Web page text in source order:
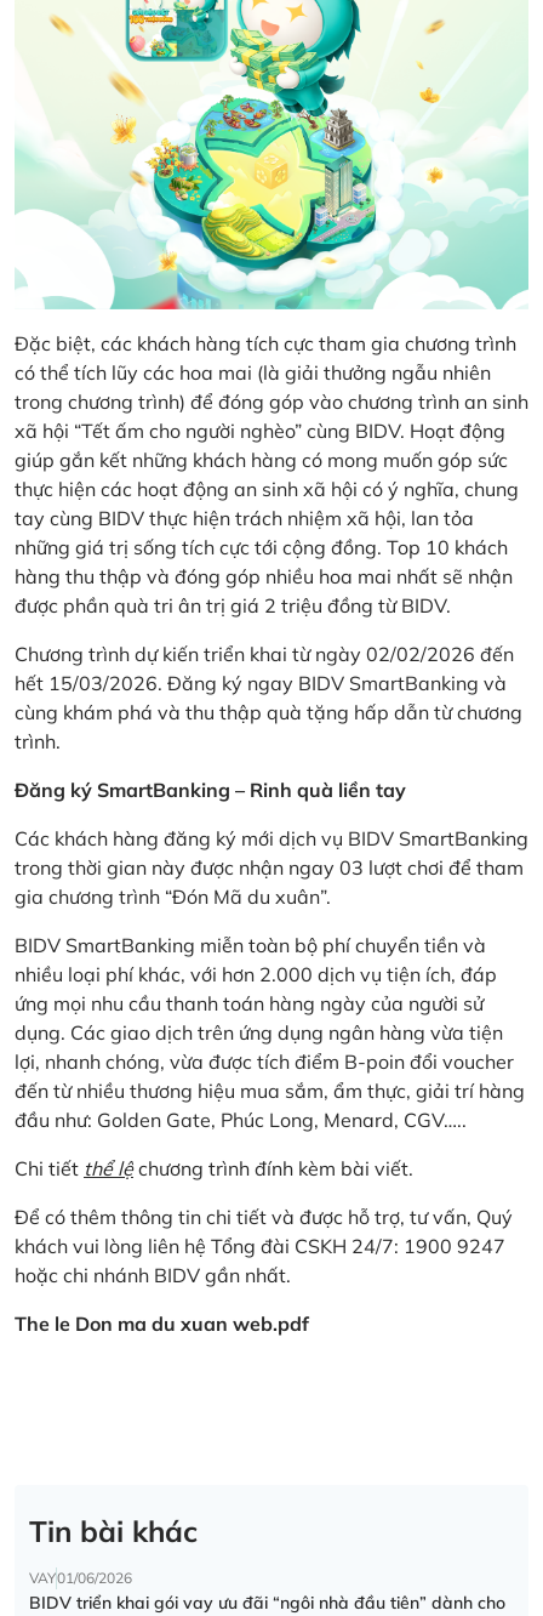
Đặc biệt, các khách hàng tích cực tham gia chương trình
có thể tích lũy các hoa mai (là giải thưởng ngẫu nhiên
trong chương trình) để đóng góp vào chương trình an sinh
xã hội “Tết ấm cho người nghèo” cùng BIDV. Hoạt động
giúp gắn kết những khách hàng có mong muốn góp sức
thực hiện các hoạt động an sinh xã hội có ý nghĩa, chung
tay cùng BIDV thực hiện trách nhiệm xã hội, lan tỏa
những giá trị sống tích cực tới cộng đồng. Top 10 khách
hàng thu thập và đóng góp nhiều hoa mai nhất sẽ nhận
được phần quà tri ân trị giá 2 triệu đồng từ BIDV.
Chương trình dự kiến triển khai từ ngày 02/02/2026 đến
hết 15/03/2026. Đăng ký ngay BIDV SmartBanking và
cùng khám phá và thu thập quà tặng hấp dẫn từ chương
trình.
Đăng ký SmartBanking – Rinh quà liền tay
Các khách hàng đăng ký mới dịch vụ BIDV SmartBanking
trong thời gian này được nhận ngay 03 lượt chơi để tham
gia chương trình “Đón Mã du xuân”.
BIDV SmartBanking miễn toàn bộ phí chuyển tiền và
nhiều loại phí khác, với hơn 2.000 dịch vụ tiện ích, đáp
ứng mọi nhu cầu thanh toán hàng ngày của người sử
dụng. Các giao dịch trên ứng dụng ngân hàng vừa tiện
lợi, nhanh chóng, vừa được tích điểm B-poin đổi voucher
đến từ nhiều thương hiệu mua sắm, ẩm thực, giải trí hàng
đầu như: Golden Gate, Phúc Long, Menard, CGV…..
Chi tiết thể lệchương trình đính kèm bài viết.
Để có thêm thông tin chi tiết và được hỗ trợ, tư vấn, Quý
khách vui lòng liên hệ Tổng đài CSKH 24/7: 1900 9247
hoặc chi nhánh BIDV gần nhất.
The le Don ma du xuan web.pdf
Tin bài khác
VAY01/06/2026
BIDV triển khai gói vay ưu đãi “ngôi nhà đầu tiên” dành cho